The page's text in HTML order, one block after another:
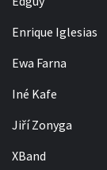
Enrique Iglesias
Ewa Farna
Iné Kafe
Jiří Zonyga
XBand